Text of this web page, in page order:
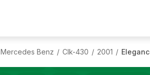
Mercedes Benz / Clk-430 / 2001 /